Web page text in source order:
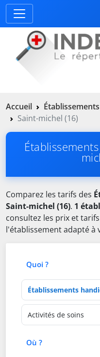
Accueil
Saint-michel (16)
Comparez les tarifs des
Saint-michel (16). 1
consultez les prix et
l'établissement adapté à
Quoi ?
Type d'établissement
Activités de soins
Où ?